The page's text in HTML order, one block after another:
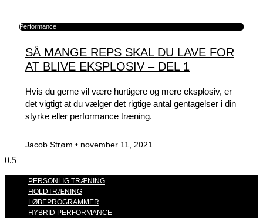
Performance
SÅ MANGE REPS SKAL DU LAVE FOR
AT BLIVE EKSPLOSIV – DEL 1
Hvis du gerne vil være hurtigere og mere eksplosiv, er
det vigtigt at du vælger det rigtige antal gentagelser i din
styrke eller performance træning.
Jacob Strøm november 11, 2021
PERSONLIG TRÆNING
HOLDTRÆNING
LØBEPROGRAMMER
HYBRID PERFORMANCE